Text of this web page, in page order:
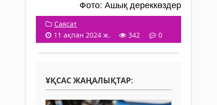
Фото: Ашық дереккөздер
Саясат
11 ақпан 2024 ж.
342 0
ҰҚСАС ЖАҢАЛЫҚТАР: